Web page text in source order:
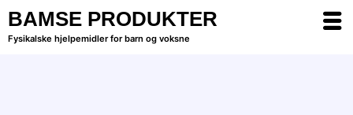
BAMSE PRODUKTER
Fysikalske hjelpemidler for barn og voksne